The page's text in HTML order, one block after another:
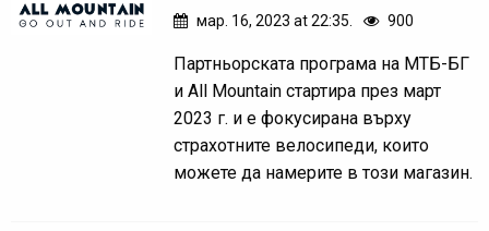
мар. 16, 2023 at 22:35. 900
Партньорската програма на МТБ-БГ
и All Mountain стартира през март
2023 г. и е фокусирана върху
страхотните велосипеди, които
можете да намерите в този магазин.